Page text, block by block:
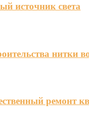
источник света
нитки
ремонт